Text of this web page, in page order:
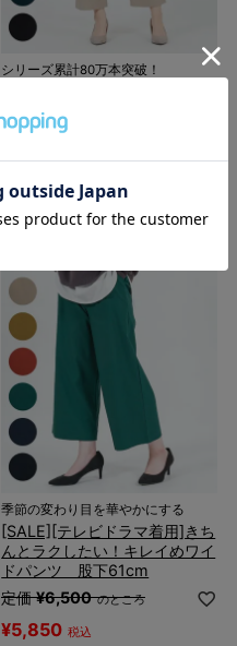
シリーズ累計80万本突破！
ツ 股下62cm
定価
6,500
季節の変わり目を華やかにする
[SALE][テレビドラマ着用]きち
んとラクしたい！キレイめワイ
ドパンツ 股下61cm
定価 ¥6,500 のところ
¥5,850 税込